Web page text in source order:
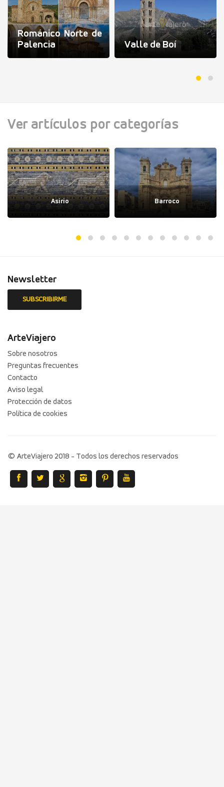
Románico Norte de
Palencia
Valle de Boí
Ver artículos por categorías
Asirio Barroco
Newsletter
ArteViajero
Sobre nosotros
Preguntas frecuentes
Contacto
Aviso legal
Protección de datos
Política de cookies
© ArteViajero 2018 - Todos los derechos reservados